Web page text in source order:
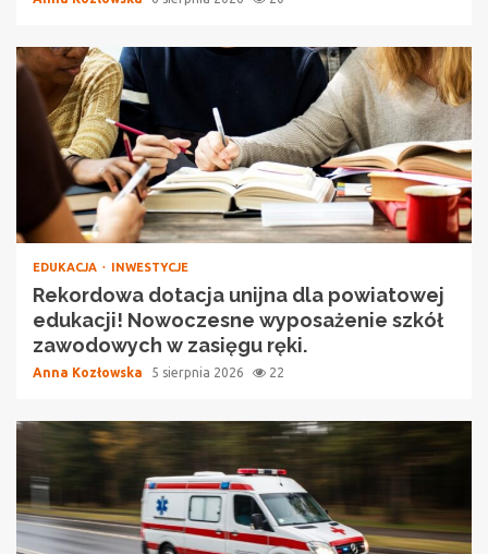
EDUKACJA INWESTYCJE
Rekordowa dotacja unijna dla powiatowej
edukacji! Nowoczesne wyposażenie szkół
zawodowych w zasięgu ręki.
Anna Kozłowska 5 sierpnia 2026 22